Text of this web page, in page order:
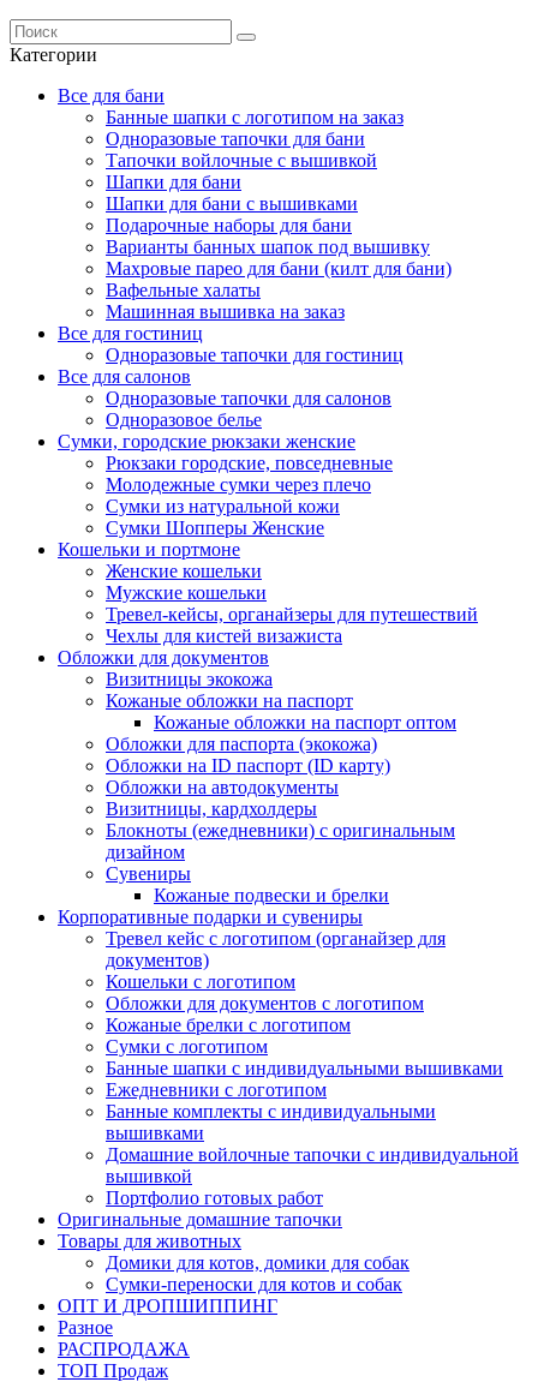
Категории
Все для бани
Банные шапки с логотипом на заказ
Одноразовые тапочки для бани
Тапочки войлочные с вышивкой
Шапки для бани
Шапки для бани с вышивками
Подарочные наборы для бани
Варианты банных шапок под вышивку
Махровые парео для бани (килт для бани)
Вафельные халаты
Машинная вышивка на заказ
Все для гостиниц
Одноразовые тапочки для гостиниц
Все для салонов
Одноразовые тапочки для салонов
Одноразовое белье
Сумки, городские рюкзаки женские
Рюкзаки городские, повседневные
Молодежные сумки через плечо
Сумки из натуральной кожи
Сумки Шопперы Женские
Кошельки и портмоне
Женские кошельки
Мужские кошельки
Тревел-кейсы, органайзеры для путешествий
Чехлы для кистей визажиста
Обложки для документов
Визитницы экокожа
Кожаные обложки на паспорт
Кожаные обложки на паспорт оптом
Обложки для паспорта (экокожа)
Обложки на ID паспорт (ID карту)
Обложки на автодокументы
Визитницы, кардхолдеры
Блокноты (ежедневники) с оригинальным
дизайном
Сувениры
Кожаные подвески и брелки
Корпоративные подарки и сувениры
Тревел кейс с логотипом (органайзер для
документов)
Кошельки с логотипом
Обложки для документов с логотипом
Кожаные брелки с логотипом
Сумки с логотипом
Банные шапки с индивидуальными вышивками
Ежедневники с логотипом
Банные комплекты с индивидуальными
вышивками
Домашние войлочные тапочки с индивидуальной
вышивкой
Портфолио готовых работ
Оригинальные домашние тапочки
Товары для животных
Домики для котов, домики для собак
Сумки-переноски для котов и собак
ОПТ И ДРОПШИППИНГ
Разное
РАСПРОДАЖА
ТОП Продаж